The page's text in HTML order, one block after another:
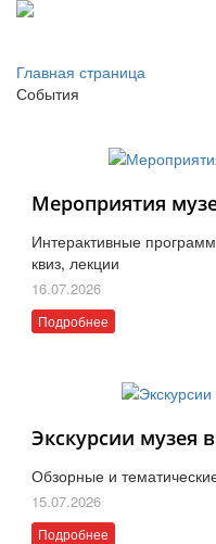
Главная страница
События
Мероприятия
Интерактивные
квиз, лекции
16.07.2026
Подробнее
Экскурсии музея
Обзорные и
15.07.2026
Подробнее